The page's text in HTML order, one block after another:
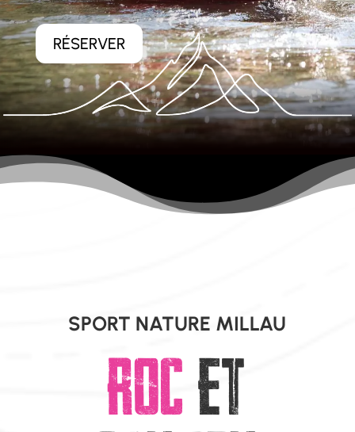
RÉSERVER
SPORT NATURE MILLAU
ROC ET